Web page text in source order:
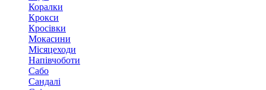
Коралки
Крокси
Кросівки
Мокасини
Місяцеходи
Напівчоботи
Сабо
Сандалі